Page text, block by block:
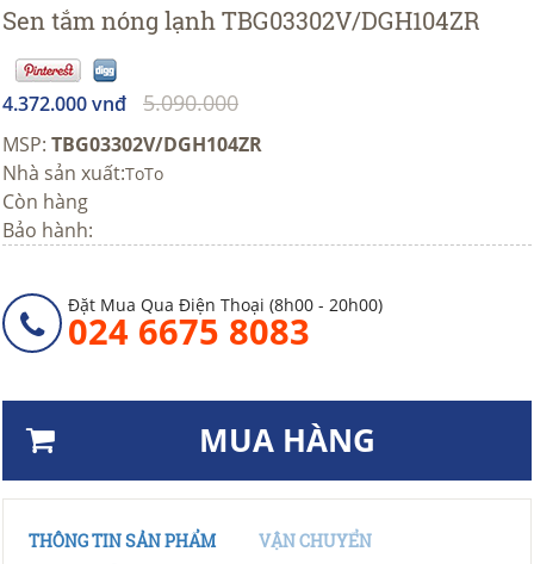
Sen tắm nóng lạnh TBG03302V/DGH104ZR
4.372.000 vnđ 5.090.000
MSP: TBG03302V/DGH104ZR
Nhà sản xuất:ToTo
Còn hàng
Bảo hành:
Đặt Mua Qua Điện Thoại (8h00 - 20h00)
024 6675 8083
MUA HÀNG
THÔNG TIN SẢN PHẨM
VẬN CHUYỂN